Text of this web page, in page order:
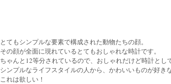
とてもシンプルな要素で構成された動物たちの顔。
その顔が全面に現れているとてもおしゃれな時計です。
ちゃんと12等分されているので、おしゃれだけど時計とし
シンプルなライフスタイルの人から、かわいいものが好き
これは欲しい！